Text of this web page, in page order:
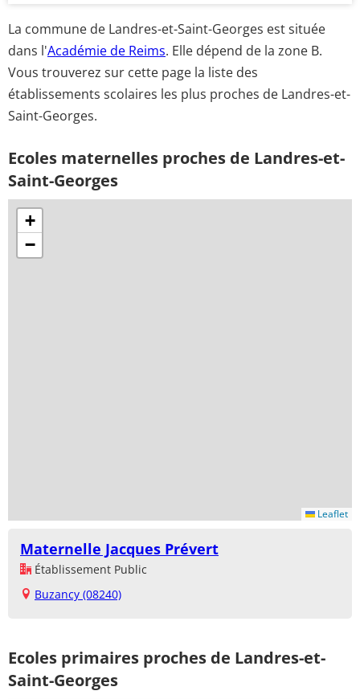
La commune de Landres-et-Saint-Georges est située
dans l'Académie de Reims. Elle dépend de la zone B.
Vous trouverez sur cette page la liste des
établissements scolaires les plus proches de Landres-et-
Saint-Georges.
Ecoles maternelles proches de Landres-et-
Saint-Georges
+
−
Leaflet
Maternelle Jacques Prévert
Établissement Public
Buzancy (08240)
Ecoles primaires proches de Landres-et-
Saint-Georges